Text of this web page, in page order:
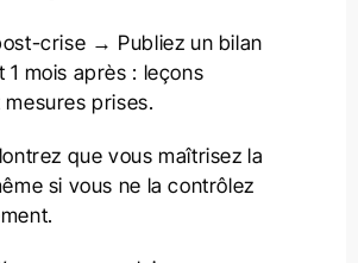
crise → Publiez un bilan
1 mois après : leçons
prises.
que vous maîtrisez la
si vous ne la contrôlez